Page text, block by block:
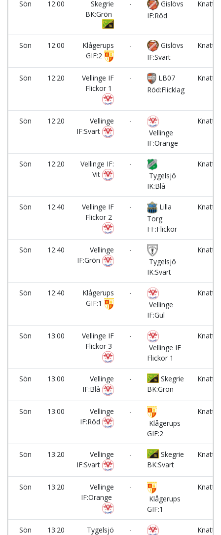
Sön 12:00
Skegrie
BK:Grön
-
Gislövs
IF:Röd
Sön 12:00
Klågerups
GIF:2
-
Gislövs
IF:Svart
Sön 12:20
Vellinge IF
Flickor 1
-
LB07
Röd:Flicklag
Sön 12:20
Vellinge
IF:Svart
-
Vellinge
IF:Orange
Sön 12:20
Vellinge IF:
Vit
-
Tygelsjö
IK:Blå
Sön 12:40
Vellinge IF
Flickor 2
-
Lilla
Torg
FF:Flickor
Sön 12:40
Vellinge
IF:Grön
-
Tygelsjö
IK:Svart
Sön 12:40
Klågerups
GIF:1
-
Vellinge
IF:Gul
Sön 13:00
Vellinge IF
Flickor 3
-
Vellinge IF
Flickor 1
Sön 13:00
Vellinge
IF:Blå
-
Skegrie
BK:Grön
Sön 13:00
Vellinge
IF:Röd
-
Klågerups
GIF:2
Sön 13:20
Vellinge
IF:Svart
-
Skegrie
BK:Svart
Sön 13:20
Vellinge
IF:Orange
-
Klågerups
GIF:1
Sön 13:20 Tygelsjö -